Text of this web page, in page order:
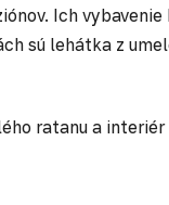
Ich
sú lehátka z
ratanu a